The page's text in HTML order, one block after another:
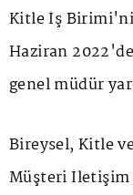
Kitle İş
Haziran
genel müdür
Bireysel, Kitle
Müşteri